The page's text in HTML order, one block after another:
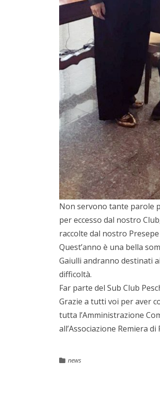
Non servono tante parole
per eccesso dal nostro
raccolte dal nostro Presepe
Quest’anno è una bella
Gaiulli andranno destinati
difficoltà.
Far parte del Sub Club
Grazie a tutti voi per aver
tutta l’Amministrazione
all’Associazione Remiera di
news